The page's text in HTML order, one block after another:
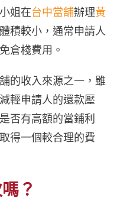
姐在台中當舖辦理黃
積較小，通常申請人
倉棧費用。
的收入來源之一，雖
輕申請人的還款壓
否有高額的當鋪利
得一個較合理的費
？